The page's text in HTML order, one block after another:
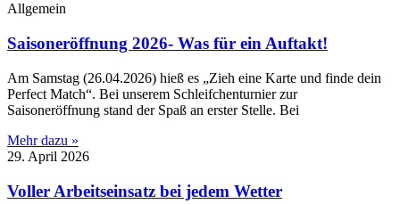
Allgemein
Saisoneröffnung 2026- Was für ein Auftakt!
Am Samstag (26.04.2026) hieß es „Zieh eine Karte und finde dein
Perfect Match“. Bei unserem Schleifchenturnier zur
Saisoneröffnung stand der Spaß an erster Stelle. Bei
Mehr dazu »
29. April 2026
Voller Arbeitseinsatz bei jedem Wetter